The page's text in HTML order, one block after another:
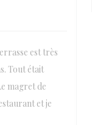
est très
Tout était
magret de
et je